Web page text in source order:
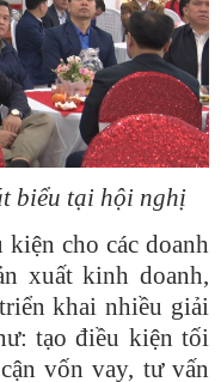
biểu tại hội nghị
cho các doanh
xuất kinh doanh,
khai nhiều giải
tạo điều kiện tối
vốn vay, tư vấn